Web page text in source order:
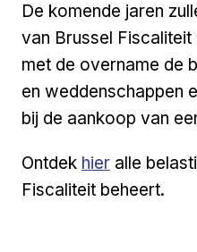
De komende jaren
van Brussel
met de overname de
en weddenschappen
bij de aankoop van
Ontdek Externe link
hier alle
Fiscaliteit beheert.